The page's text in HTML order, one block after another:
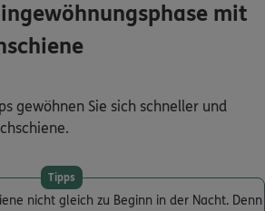
mit
gewöhnen Sie sich schneller und
Tipps
nicht gleich zu Beginn in der Nacht. Denn